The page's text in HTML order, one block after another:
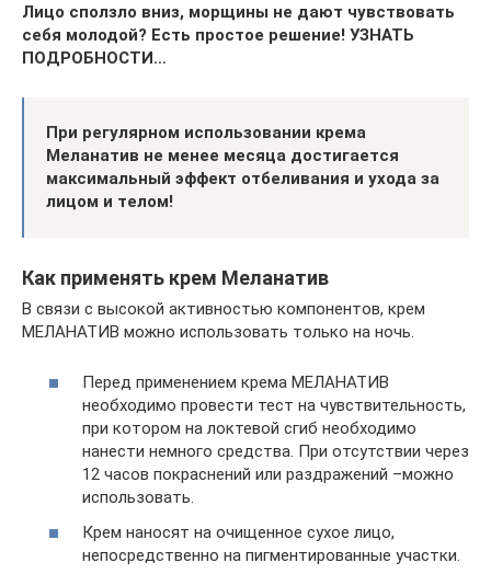
Лицо сползло вниз, морщины не дают чувствовать
себя молодой? Есть простое решение! УЗНАТЬ
ПОДРОБНОСТИ…
При регулярном использовании крема
Меланатив не менее месяца достигается
максимальный эффект отбеливания и ухода за
лицом и телом!
Как применять крем Меланатив
В связи с высокой активностью компонентов, крем
МЕЛАНАТИВ можно использовать только на ночь.
Перед применением крема МЕЛАНАТИВ
необходимо провести тест на чувствительность,
при котором на локтевой сгиб необходимо
нанести немного средства. При отсутствии через
12 часов покраснений или раздражений –можно
использовать.
Крем наносят на очищенное сухое лицо,
непосредственно на пигментированные участки.